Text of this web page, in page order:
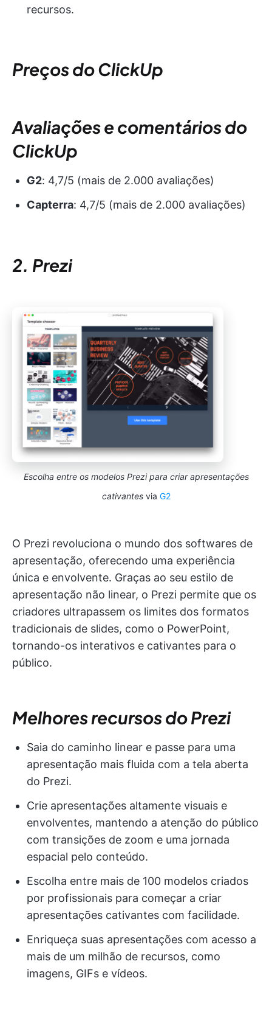
recursos.
Preços do ClickUp
Avaliações e comentários do
ClickUp
G2: 4,7/5 (mais de 2.000 avaliações)
Capterra: 4,7/5 (mais de 2.000 avaliações)
2. Prezi
Escolha entre os modelos Prezi para criar apresentações
cativantesvia G2
O Prezi revoluciona o mundo dos softwares de
apresentação, oferecendo uma experiência
única e envolvente. Graças ao seu estilo de
apresentação não linear, o Prezi permite que os
criadores ultrapassem os limites dos formatos
tradicionais de slides, como o PowerPoint,
tornando-os interativos e cativantes para o
público.
Melhores recursos do Prezi
Saia do caminho linear e passe para uma
apresentação mais fluida com a tela aberta
do Prezi.
Crie apresentações altamente visuais e
envolventes, mantendo a atenção do público
com transições de zoom e uma jornada
espacial pelo conteúdo.
Escolha entre mais de 100 modelos criados
por profissionais para começar a criar
apresentações cativantes com facilidade.
Enriqueça suas apresentações com acesso a
mais de um milhão de recursos, como
imagens, GIFs e vídeos.